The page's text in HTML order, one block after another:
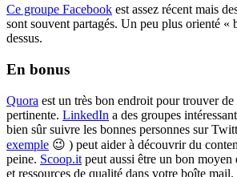
Ce groupe Facebook est assez récent mais
sont souvent partagés. Un peu plus orienté «
dessus.
En bonus
Quora est un très bon endroit pour trouver
pertinente. LinkedIn a des groupes
bien sûr suivre les bonnes personnes sur
exemple 😉 ) peut aider à découvrir du
peine. Scoop.it peut aussi être un bon moyen
et ressources de qualité dans votre boîte mail.